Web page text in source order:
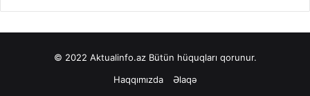
© 2022 Aktualinfo.azBütün hüquqları qorunur.
Haqqımızda
Əlaqə